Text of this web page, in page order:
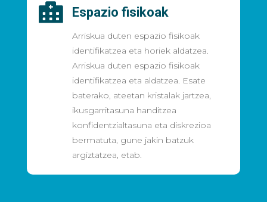
 Espazio fisikoak
Arriskua duten espazio fisikoak
identifikatzea eta horiek aldatzea.
Arriskua duten espazio fisikoak
identifikatzea eta aldatzea. Esate
baterako, ateetan kristalak jartzea,
ikusgarritasuna handitzea
konfidentzialtasuna eta diskrezioa
bermatuta, gune jakin batzuk
argiztatzea, etab.